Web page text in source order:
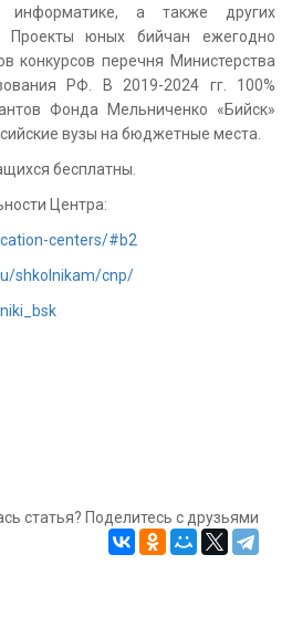
а также других
Проекты юных бийчан ежегодно
конкурсов перечня Министерства
РФ. В 2019-2024 гг. 100%
Фонда Мельниченко «Бийск»
вузы на бюджетные места.
бесплатны.
Центра:
centers/#b2
shkolnikam/cnp/
статья? Поделитесь с друзьями